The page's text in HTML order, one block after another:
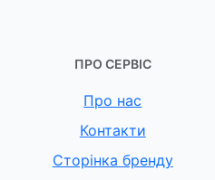
ПРО СЕРВІС
Про нас
Контакти
Сторінка бренду